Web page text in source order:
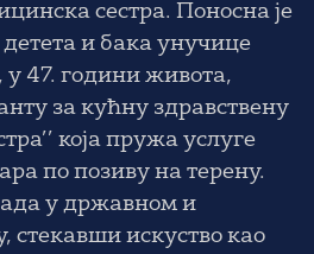
сестра. Поносна је
и бака унучице
у 47. години живота,
за кућну здравствену
која пружа услуге
по позиву на терену.
у државном и
стекавши искуство као